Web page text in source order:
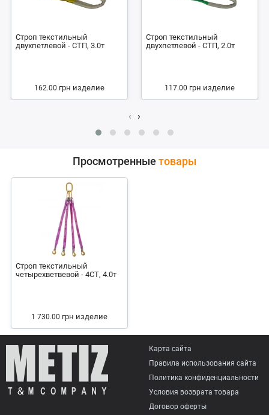
Строп текстильный
двухпетлевой - СТП, 3.0т
162.00 грн изделие
Строп текстильный
двухпетлевой - СТП, 2.0т
117.00 грн изделие
‹ ›
Просмотренные товары
Строп текстильный
четырехветвевой - 4СТ, 4.0т
1 730.00 грн изделие
Карта сайта
Правила использования сайта
Политика конфиденциальности
Условия возврата товарa
Договор оферты